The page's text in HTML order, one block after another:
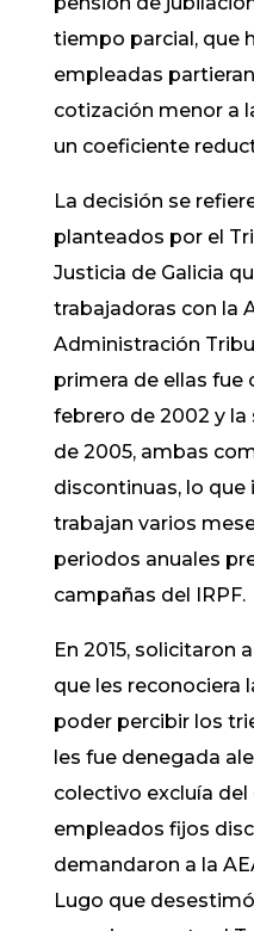
tiempo parcial, que
empleadas
cotización menor a
un coeficiente
La decisión se
planteados por el
Justicia de Galicia
trabajadoras con la
Administración
primera de ellas fue
febrero de 2002 y la
de 2005, ambas
discontinuas, lo que
trabajan varios
periodos anuales
campañas del IRPF.
En 2015, solicitaron
que les reconociera
poder percibir los
les fue denegada
colectivo excluía del
empleados fijos
demandaron a la
Lugo que